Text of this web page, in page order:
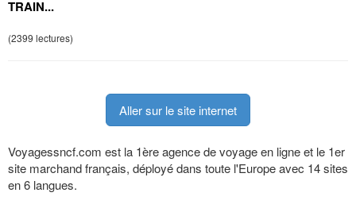
TRAIN...
(2399 lectures)
Aller sur le site internet
Voyagessncf.com est la 1ère agence de voyage en ligne et le 1er
site marchand français, déployé dans toute l'Europe avec 14 sites
en 6 langues.